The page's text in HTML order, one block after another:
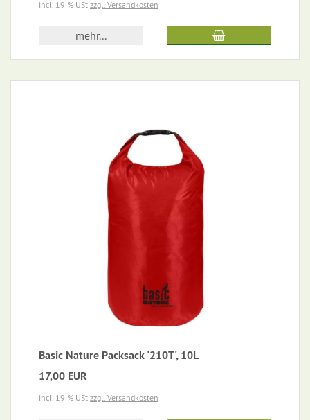
incl. 19 % USt zzgl. Versandkosten
mehr...
Basic Nature Packsack '210T', 10L
17,00 EUR
incl. 19 % USt zzgl. Versandkosten